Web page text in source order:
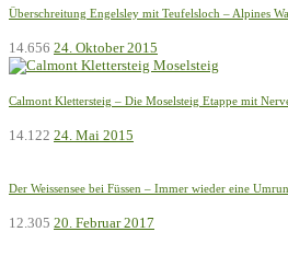
Überschreitung Engelsley mit Teufelsloch – Alpines
14.656 24. Oktober 2015
Calmont Klettersteig – Die Moselsteig Etappe mit
14.122 24. Mai 2015
Der Weissensee bei Füssen – Immer wieder eine
12.305 20. Februar 2017